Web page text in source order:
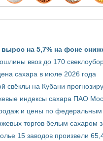
на 5,7% на фоне
ввоз до 170
сахара в июле 2026 года
свёклы на Кубани
индексы сахара ПАО
и цены по федеральным
торгов белым сахаром
15 заводов произвели